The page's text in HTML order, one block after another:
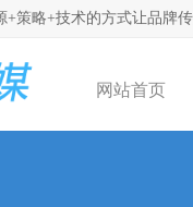
策略+技术的方式让品牌
网站首页